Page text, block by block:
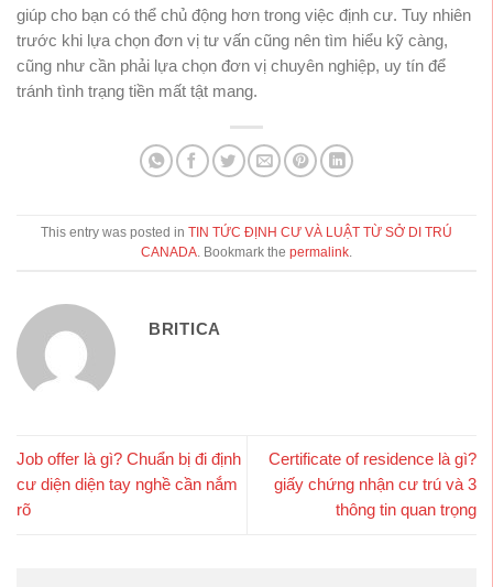
giúp cho bạn có thể chủ động hơn trong việc định cư. Tuy nhiên
trước khi lựa chọn đơn vị tư vấn cũng nên tìm hiểu kỹ càng,
cũng như cần phải lựa chọn đơn vị chuyên nghiệp, uy tín để
tránh tình trạng tiền mất tật mang.
This entry was posted in TIN TỨC ĐỊNH CƯ VÀ LUẬT TỪ SỞ DI TRÚ
CANADA . Bookmark the permalink
BRITICA
Job offer là gì? Chuẩn bị đi định
cư diện diện tay nghề cần nắm
rõ
Certificate of residence là gì?
giấy chứng nhận cư trú và 3
thông tin quan trọng